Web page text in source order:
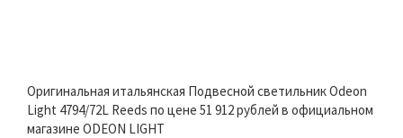
Оригинальная итальянская Подвесной светильник Odeon
Light 4794/72L Reeds по цене 51 912 рублей в официальном
магазине ODEON LIGHT